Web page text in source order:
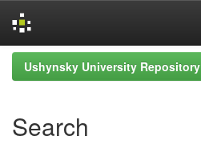
Skip
navigation
Ushynsky University Repository
Search